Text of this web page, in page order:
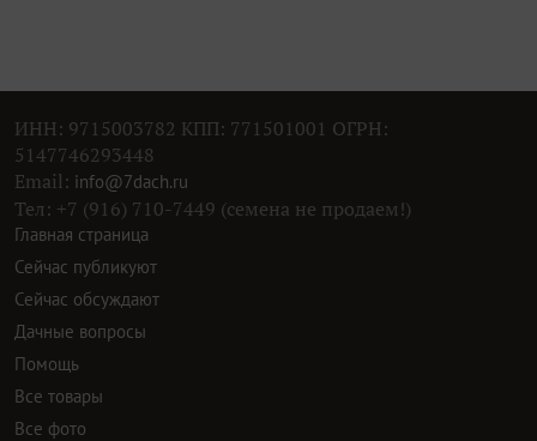
ИНН: 9715003782 КПП: 771501001 ОГРН:
5147746293448
Email: info@7dach.ru
Тел: +7 (916) 710-7449 (семена не продаем!)
Главная страница
Сейчас публикуют
Сейчас обсуждают
Дачные вопросы
Помощь
Все товары
Все фото